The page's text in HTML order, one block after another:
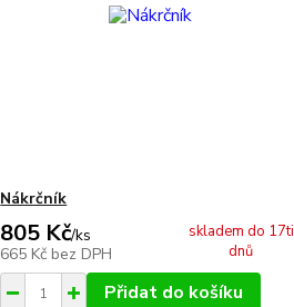
Nákrčník
805 Kč/ks
665 Kč bez DPH
skladem do 17ti
dnů
Přidat do košíku